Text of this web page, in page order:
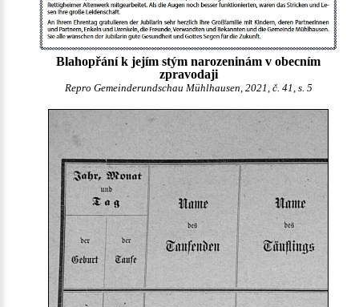
Blahopřání k jejím stým narozeninám v obecním
zpravodaji
Repro Gemeinderundschau Mühlhausen, 2021, č. 41, s. 5